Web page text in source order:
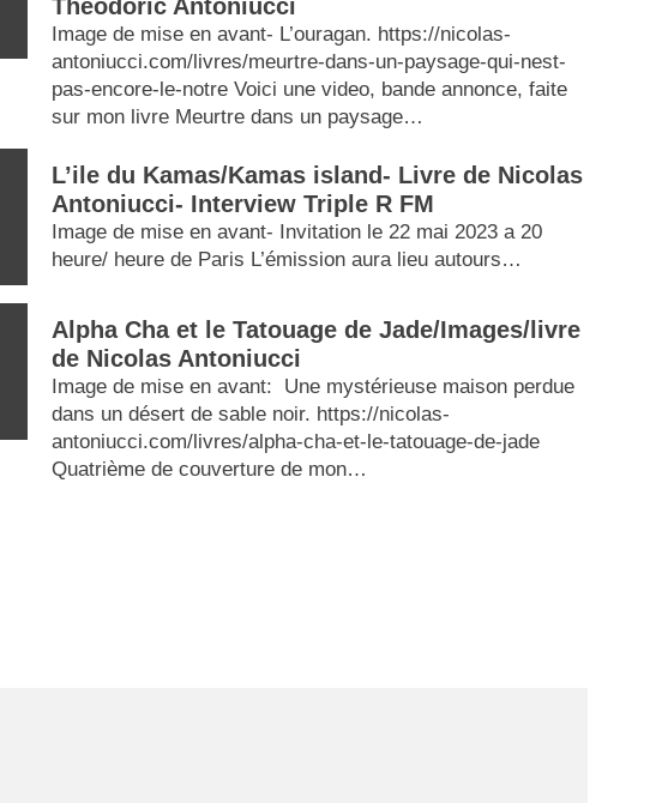
Theodoric Antoniucci
Image de mise en avant- L’ouragan. https://nicolas-
antoniucci.com/livres/meurtre-dans-un-paysage-qui-nest-
pas-encore-le-notre Voici une video, bande annonce, faite
sur mon livre Meurtre dans un paysage…
L’ile du Kamas/Kamas island- Livre de Nicolas
Antoniucci- Interview Triple R FM
Image de mise en avant- Invitation le 22 mai 2023 a 20
heure/ heure de Paris L’émission aura lieu autours…
Alpha Cha et le Tatouage de Jade/Images/livre
de Nicolas Antoniucci
Image de mise en avant: Une mystérieuse maison perdue
dans un désert de sable noir. https://nicolas-
antoniucci.com/livres/alpha-cha-et-le-tatouage-de-jade
Quatrième de couverture de mon…